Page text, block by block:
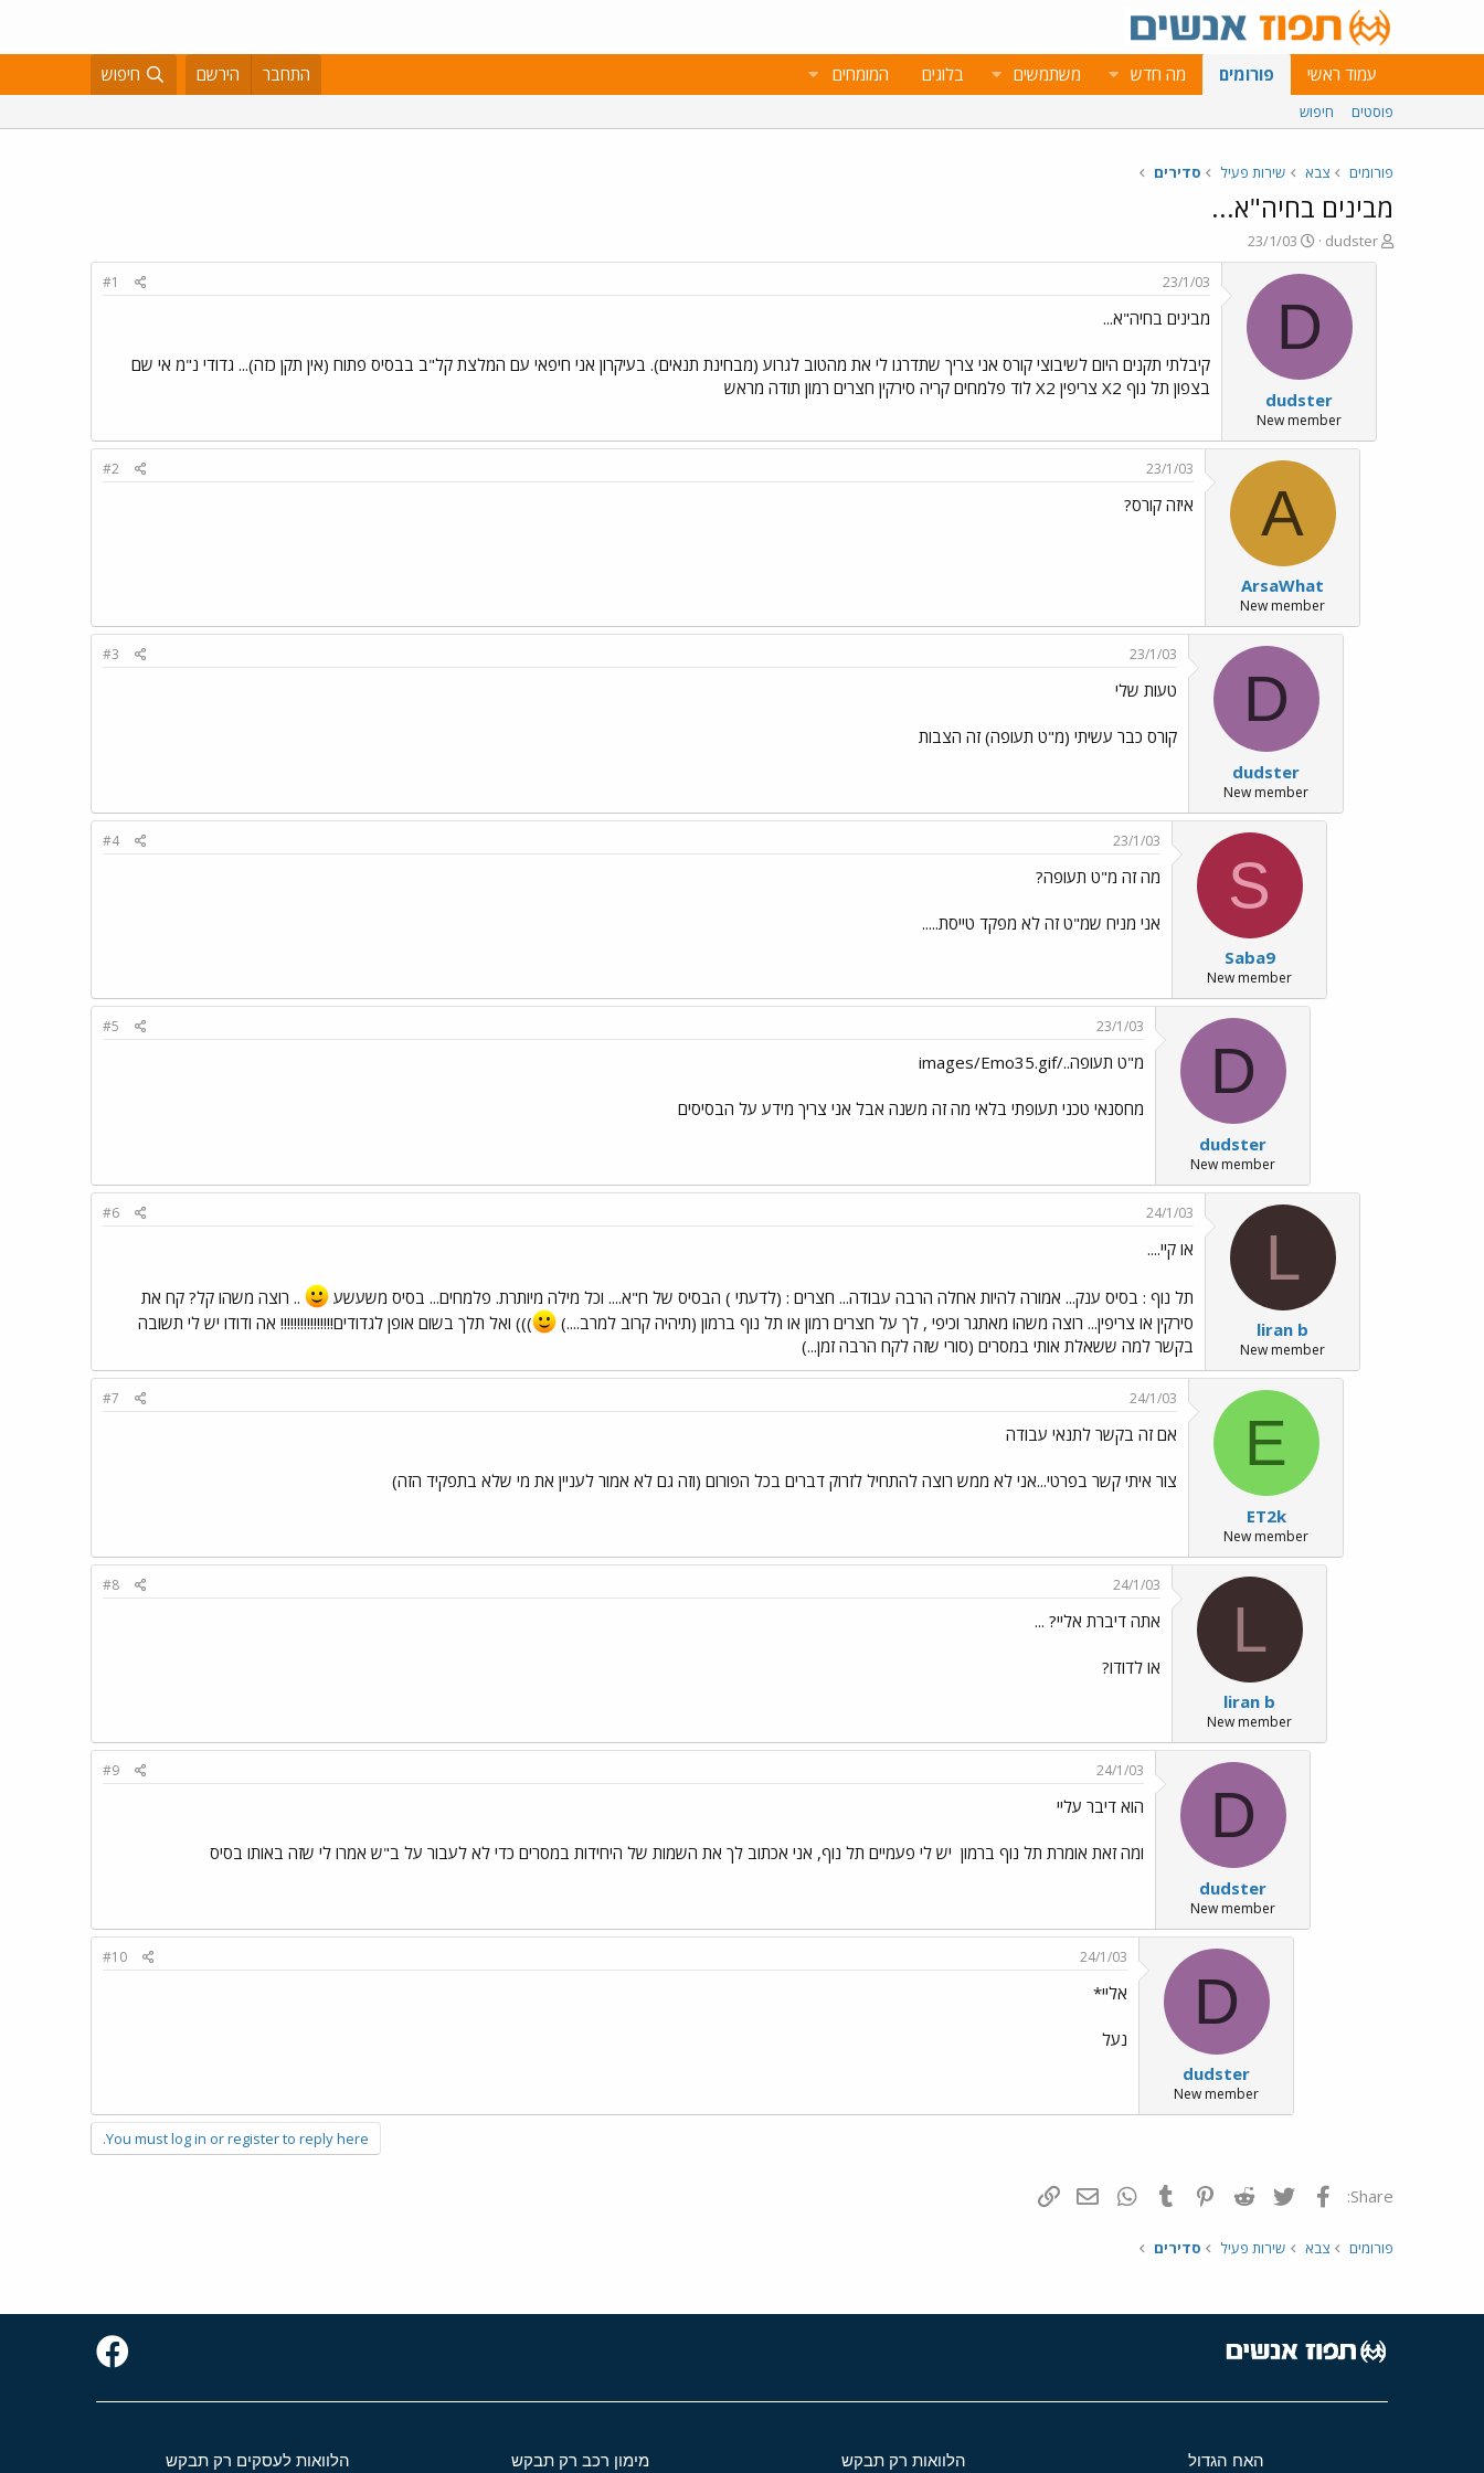
עמוד ראשי פורומים מה חדש משתמשים בלוגים המומחים התחבר הירשם חיפוש
פוסטים חיפוש
פורומים צבא שירות פעיל סדירים
מבינים בחיה"א...
פ
ו
dudster
פ
ו
ר
ב
א
ר
י
ך
23/1/03
D
dudster
New member
23/1/03
#1
מבינים בחיה"א...
קיבלתי תקנים היום לשיבוצי קורס אני צריך שתדרגו לי את מהטוב לגרוע (מבחינת תנאים). בעיקרון אני חיפאי עם המלצת קל"ב בבסיס פתוח (אין תקן כזה)... גדודי נ"מ אי שם
בצפון תל נוף X2 צריפין X2 לוד פלמחים קריה סירקין חצרים רמון תודה מראש
A
ArsaWhat
New member
23/1/03
#2
איזה קורס?
D
dudster
New member
23/1/03
#3
טעות שלי
קורס כבר עשיתי (מ"ט תעופה) זה הצבות
S
Saba9
New member
23/1/03
#4
מה זה מ"ט תעופה?
אני מניח שמ"ט זה לא מפקד טייסת.....
D
dudster
New member
23/1/03
#5
מ"ט תעופה../images/Emo35.gif
מחסנאי טכני תעופתי בלאי מה זה משנה אבל אני צריך מידע על הבסיסים
L
liran b
New member
24/1/03
#6
או קיי....
תל נוף : בסיס ענק... אמורה להיות אחלה הרבה עבודה... חצרים : (לדעתי ) הבסיס של ח"א.... וכל מילה מיותרת. פלמחים... בסיס משעשע
.. רוצה משהו קל? קח את
סירקין או צריפין... רוצה משהו מאתגר וכיפי , לך על חצרים רמון או תל נוף ברמון (תיהיה קרוב למרב....)
))) ואל תלך בשום אופן לגדודים!!!!!!!!!!!!!!!! אה ודודו יש לי תשובה
בקשר למה ששאלת אותי במסרים (סורי שזה לקח הרבה זמן...)
E
ET2k
New member
24/1/03
#7
אם זה בקשר לתנאי עבודה
צור איתי קשר בפרטי...אני לא ממש רוצה להתחיל לזרוק דברים בכל הפורום (וזה גם לא אמור לעניין את מי שלא בתפקיד הזה)
L
liran b
New member
24/1/03
#8
אתה דיברת אליי? ...
או לדודו?
D
dudster
New member
24/1/03
#9
הוא דיבר עליי
ומה זאת אומרת תל נוף ברמון יש לי פעמיים תל נוף, אני אכתוב לך את השמות של היחידות במסרים כדי לא לעבור על ב"ש אמרו לי שזה באותו בסיס
D
dudster
New member
24/1/03
#10
אליי*
נעל
You must log in or register to reply here.
Share: פייסבוק Twitter
Reddit
Pinterest
Tumblr
WhatsAppדואר אלקטרוני
פורומים צבא שירות פעיל סדירים
האח הגדול הלוואות רק תבקש מימון רכב רק תבקש הלוואות לעסקים רק תבקש